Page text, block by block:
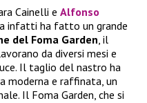
Cainelli e Alfonso
infatti ha fatto un grande
del Foma Garden , il
da diversi mesi e
Il taglio del nastro ha
moderna e raffinata, un
Il Foma Garden, che si